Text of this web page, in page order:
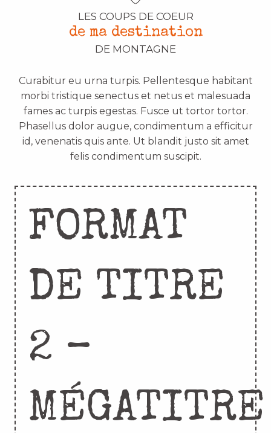
LES COUPS DE COEUR
de ma destination
DE MONTAGNE
Curabitur eu urna turpis. Pellentesque habitant
morbi tristique senectus et netus et malesuada
fames ac turpis egestas. Fusce ut tortor tortor.
Phasellus dolor augue, condimentum a efficitur
id, venenatis quis ante. Ut blandit justo sit amet
felis condimentum suscipit.
FORMAT
DE TITRE
2 –
MÉGATITRE